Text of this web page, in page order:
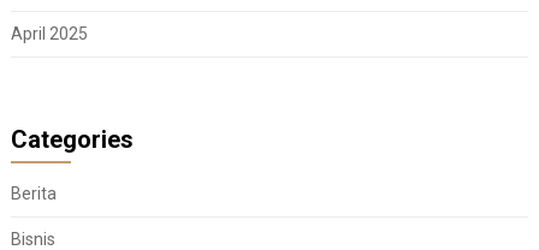
April 2025
Categories
Berita
Bisnis